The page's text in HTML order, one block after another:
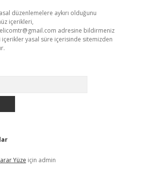
düzenlemelere aykırı olduğunu
içerikleri,
adresine bildirmeniz
içerikler yasal süre içerisinde sitemizden
Yüze için admin